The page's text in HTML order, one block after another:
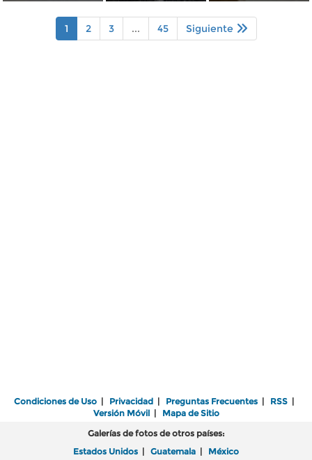
1 2 3 ... 45 Siguiente
Condiciones de Uso | Privacidad | Preguntas Frecuentes | RSS |
Versión Móvil| Mapa de Sitio
Galerías de fotos de otros países:
Estados Unidos | Guatemala | México